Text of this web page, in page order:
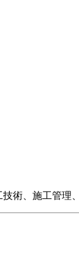
術、施工管理